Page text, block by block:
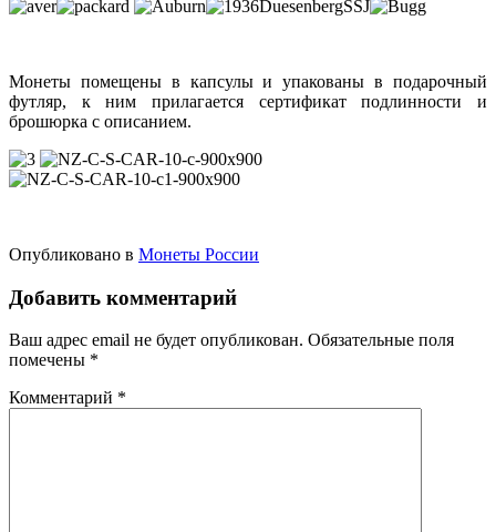
Монеты помещены в капсулы и упакованы в подарочный
футляр, к ним прилагается сертификат подлинности и
брошюрка с описанием.
Опубликовано в Монеты России
Добавить комментарий
Ваш адрес email не будет опубликован. Обязательные поля
помечены *
Комментарий *